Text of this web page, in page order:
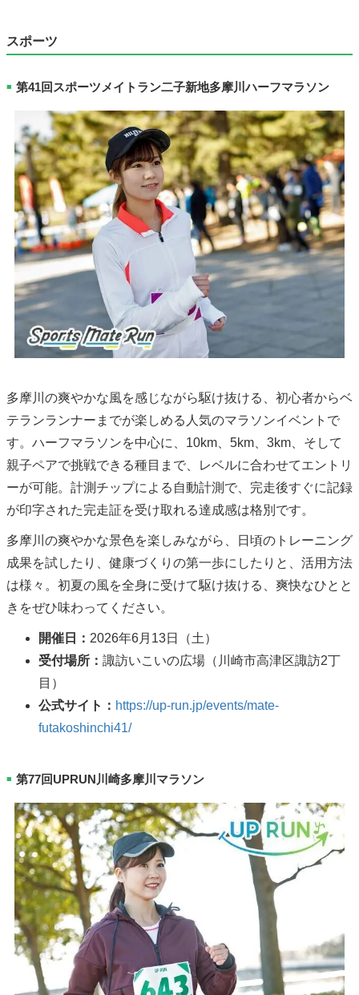
スポーツ
■ 第41回スポーツメイトラン二子新地多摩川ハーフマラソン
多摩川の爽やかな風を感じながら駆け抜ける、初心者からベ
テランランナーまでが楽しめる人気のマラソンイベントで
す。ハーフマラソンを中心に、10km、5km、3km、そして
親子ペアで挑戦できる種目まで、レベルに合わせてエントリ
ーが可能。計測チップによる自動計測で、完走後すぐに記録
が印字された完走証を受け取れる達成感は格別です。
多摩川の爽やかな景色を楽しみながら、日頃のトレーニング
成果を試したり、健康づくりの第一歩にしたりと、活用方法
は様々。初夏の風を全身に受けて駆け抜ける、爽快なひとと
きをぜひ味わってください。
開催日： 2026年6月13日（土）
受付場所： 諏訪いこいの広場（川崎市高津区諏訪2丁
目）
公式サイト： https://up-run.jp/events/mate-
futakoshinchi41/
■ 第77回UPRUN川崎多摩川マラソン